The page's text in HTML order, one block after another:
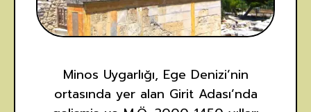
Minos Uygarlığı, Ege Denizi’nin
ortasında yer alan Girit Adası’nda